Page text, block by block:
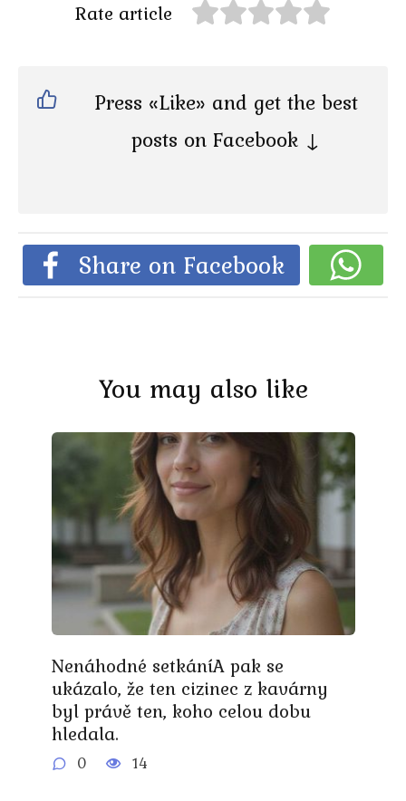
Rate article
Press «Like» and get the best
posts on Facebook ↓
Share on Facebook
You may also like
Nenáhodné setkáníA pak se
ukázalo, že ten cizinec z kavárny
byl právě ten, koho celou dobu
hledala.
0 14